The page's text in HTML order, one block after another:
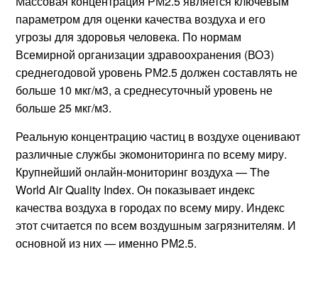
параметром для оценки качества воздуха и его
угрозы для здоровья человека. По нормам
Всемирной организации здравоохранения (ВОЗ)
среднегодовой уровень РМ2.5 должен составлять не
больше 10 мкг/м3, а среднесуточный уровень не
больше 25 мкг/м3.
Реальную концентрацию частиц в воздухе оценивают
различные службы экомониторинга по всему миру.
Крупнейший онлайн-мониторинг воздуха — The
World Air Quality Index. Он показывает индекс
качества воздуха в городах по всему миру. Индекс
этот считается по всем воздушным загрязнителям. И
основной из них — именно РМ2.5.